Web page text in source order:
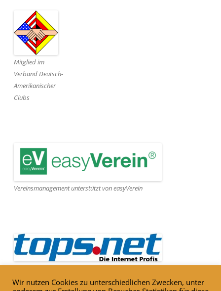
Mitglied im
Verband Deutsch-
Amerikanischer
Clubs
Vereinsmanagement unterstützt von easyVerein
Webseite gehostet von Tops.net
Wir nutzen Cookies zu unterschiedlichen Zwecken, unter